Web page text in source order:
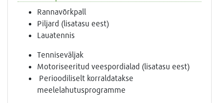
Rannavõrkpall
Piljard (lisatasu eest)
Lauatennis
Tenniseväljak
Motoriseeritud veespordialad (lisatasu eest)
Perioodiliselt korraldatakse
meelelahutusprogramme